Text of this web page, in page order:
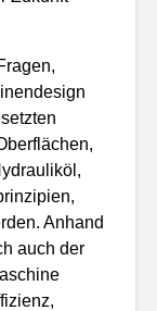
Anhand
auch der